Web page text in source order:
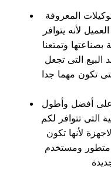
المعروفة
لأنه يتوافر
وتمتعنا
البيع التى تجعل
تكون مهما جدا
على أفضل وأطول
التى تتوافر لكم
لأنها تكون
متطور ومستخدم